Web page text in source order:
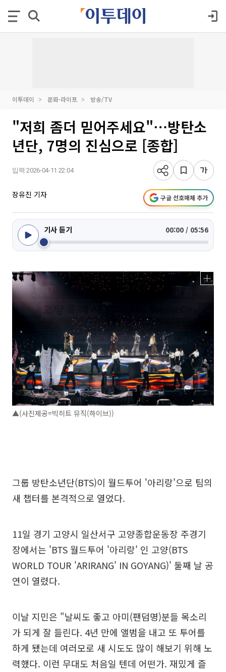
이투데이 문화·라이프 방송/TV
"저희 좀더 믿어주세요"⋯방탄소
년단, 7명의 진심으로 [종합]
입력 2026-04-11 22:04
장유진 기자 구글 선호매체 추가
기사 듣기 00:00 / 05:56
▲(사진제공=빅히트 뮤직(하이브))
그룹 방탄소년단(BTS)이 월드투어 '아리랑'으로 팀의
새 챕터를 본격적으로 열었다.
11일 경기 고양시 일산서구 고양종합운동장 주경기
장에서는 'BTS 월드투어 '아리랑' 인 고양(BTS
WORLD TOUR 'ARIRANG' IN GOYANG)' 둘째 날 공
연이 열렸다.
이날 지민은 "날씨도 좋고 아미(팬덤명)분들 목소리
가 되게 잘 들린다. 4년 만에 앨범을 내고 또 투어를
하게 됐는데 여러모로 새 시도도 많이 해보기 위해 노
력했다. 이런 무대도 처음일 텐데 어떤가. 재밌게 즐